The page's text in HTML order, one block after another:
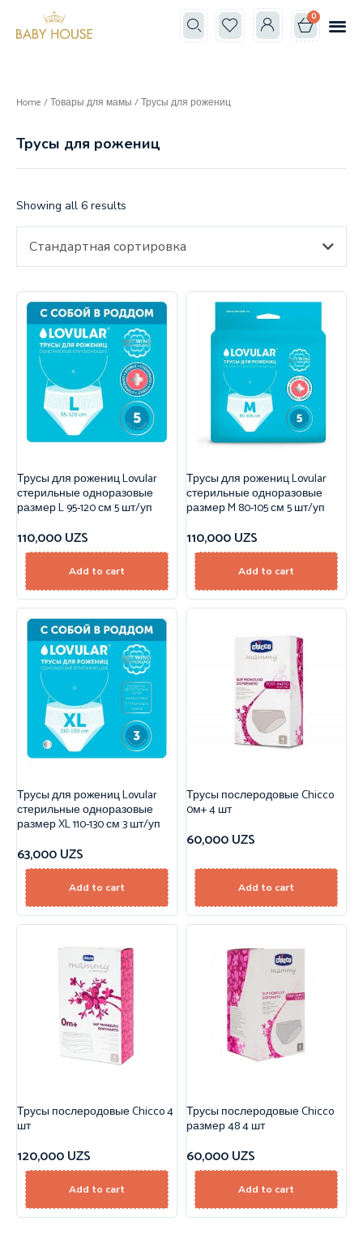
0
Home /Товары для мамы / Трусы для рожениц
Трусы для рожениц
Showing all 6 results
Стандартная сортировка
Трусы для рожениц Lovular
стерильные одноразовые
размер L 95-120 см 5 шт/уп
110,000UZS
Add to cart
Трусы для рожениц Lovular
стерильные одноразовые
размер M 80-105 см 5 шт/уп
110,000UZS
Add to cart
Трусы для рожениц Lovular
стерильные одноразовые
размер XL 110-130 см 3 шт/уп
63,000UZS
Add to cart
Трусы послеродовые Chicco
0м+ 4 шт
60,000UZS
Add to cart
Трусы послеродовые Chicco 4
шт
120,000UZS
Add to cart
Трусы послеродовые Chicco
размер 48 4 шт
60,000UZS
Add to cart